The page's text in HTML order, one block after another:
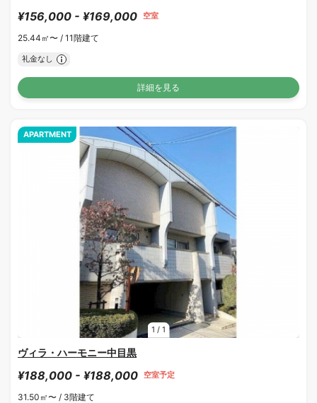
¥156,000 - ¥169,000 空室
25.44㎡〜 / 11階建て
礼金なし
詳細を見る
1 / 1
APARTMENT
ヴィラ・ハーモニー中目黒
¥188,000 - ¥188,000 空室予定
31.50㎡〜 / 3階建て